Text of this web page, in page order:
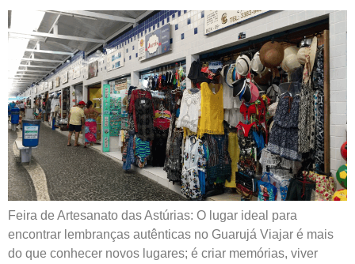
Feira de Artesanato das Astúrias: O lugar ideal para
encontrar lembranças autênticas no Guarujá Viajar é mais
do que conhecer novos lugares; é criar memórias, viver